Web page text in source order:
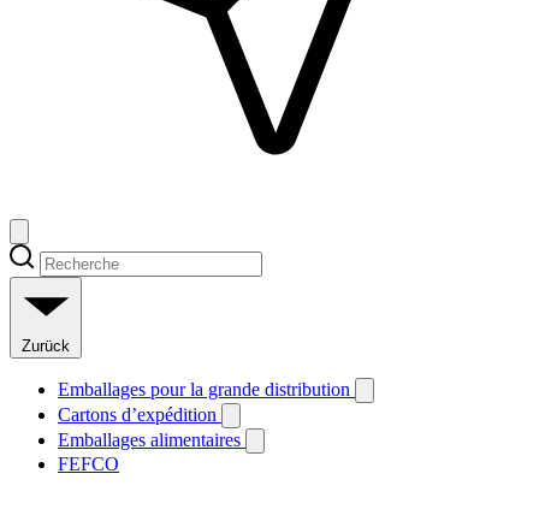
Zurück
Emballages pour la grande distribution
Cartons d’expédition
Emballages alimentaires
FEFCO